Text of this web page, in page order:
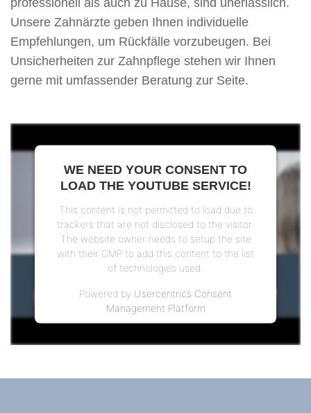
Unsere Zahnärzte geben Ihnen individuelle
Empfehlungen, um Rückfälle vorzubeugen. Bei
Unsicherheiten zur Zahnpflege stehen wir Ihnen
gerne mit umfassender Beratung zur Seite.
WE NEED YOUR CONSENT TO
LOAD THE YOUTUBE SERVICE!
This content is not permitted to load due to
trackers that are not disclosed to the visitor.
The website owner needs to setup the site
with their CMP to add this content to the list
of technologies used.
Powered by Usercentrics Consent
Management Platform